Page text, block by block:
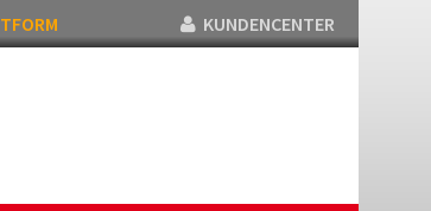
KUNDENCENTER